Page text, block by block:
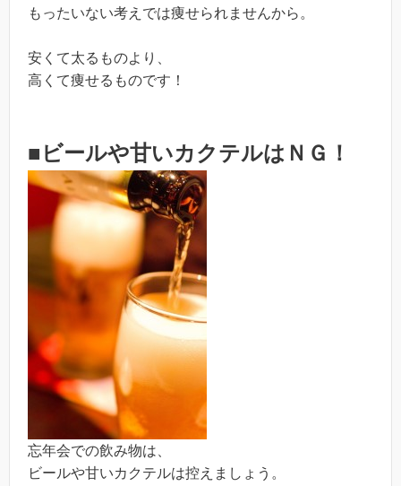
もったいない考えでは痩せられませんから。
安くて太るものより、
高くて痩せるものです！
■ビールや甘いカクテルはＮＧ！
忘年会での飲み物は、
ビールや甘いカクテルは控えましょう。